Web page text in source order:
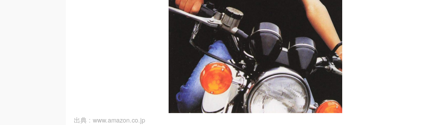
出典 : www.amazon.co.jp